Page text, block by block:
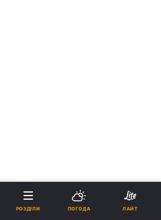
РОЗДІЛИ ПОГОДА ЛАЙТ